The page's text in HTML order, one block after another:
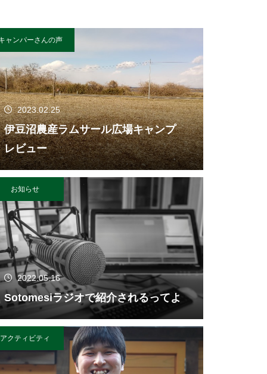
ャンパーさんの声
2023.02.25
伊豆沼農産ラムサール広場キャンプ
レビュー
お知らせ
2022.05.16
Sotomesiラジオで紹介されるってよ
アクティビティ